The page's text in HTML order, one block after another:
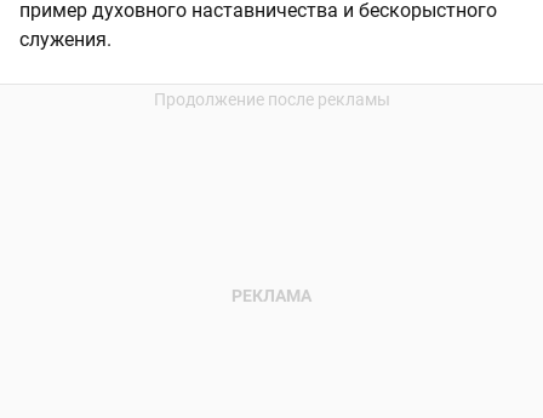
пример духовного наставничества и бескорыстного
служения.